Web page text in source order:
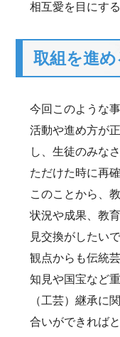
相互愛を目にす
取組を進
今回このような
活動や進め方が
し、生徒のみな
ただけた時に再
このことから、
状況や成果、教
見交換がしたい
観点からも伝統
知見や国宝など
（工芸）継承に
合いができれ